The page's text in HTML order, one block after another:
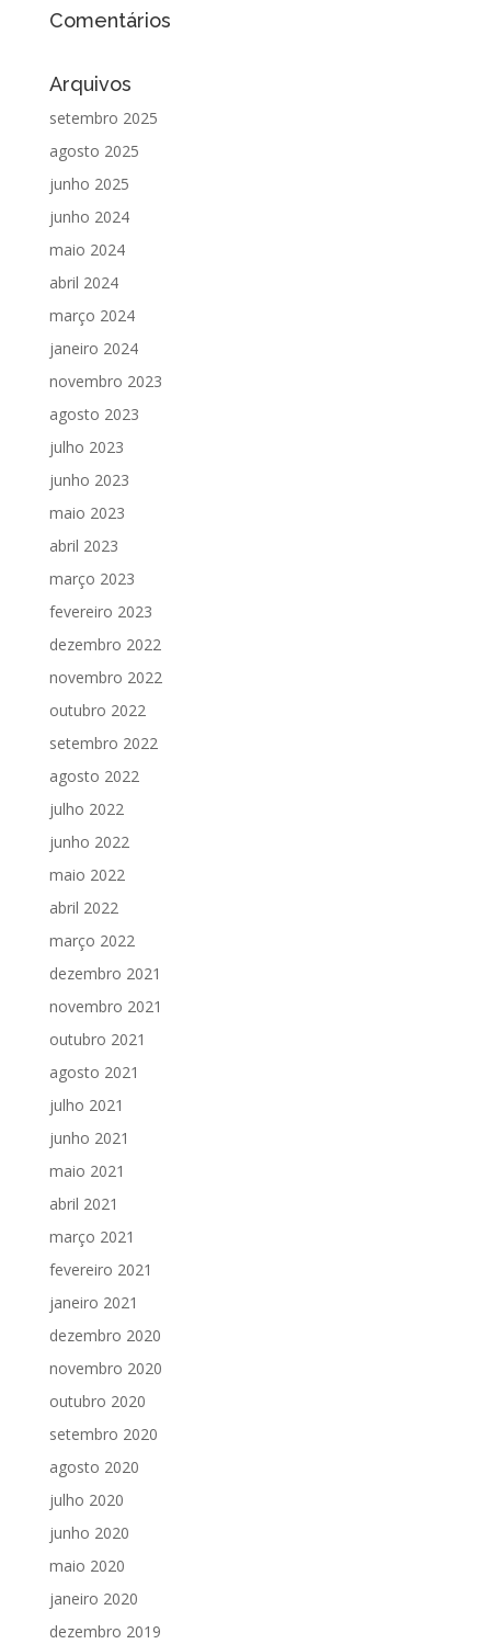
Comentários
Arquivos
setembro 2025
agosto 2025
junho 2025
junho 2024
maio 2024
abril 2024
março 2024
janeiro 2024
novembro 2023
agosto 2023
julho 2023
junho 2023
maio 2023
abril 2023
março 2023
fevereiro 2023
dezembro 2022
novembro 2022
outubro 2022
setembro 2022
agosto 2022
julho 2022
junho 2022
maio 2022
abril 2022
março 2022
dezembro 2021
novembro 2021
outubro 2021
agosto 2021
julho 2021
junho 2021
maio 2021
abril 2021
março 2021
fevereiro 2021
janeiro 2021
dezembro 2020
novembro 2020
outubro 2020
setembro 2020
agosto 2020
julho 2020
junho 2020
maio 2020
janeiro 2020
dezembro 2019